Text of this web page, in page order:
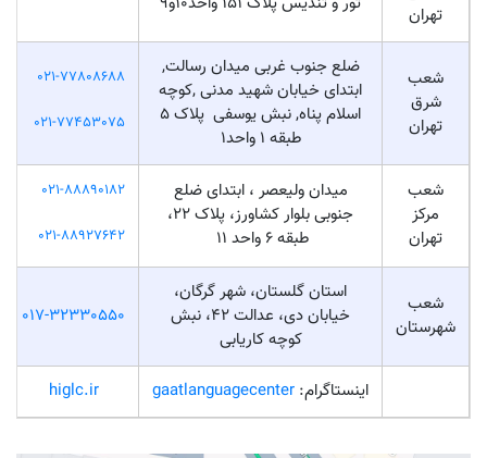
تهران
شعب
شرق
تهران
ضلع جنوب غربی میدان رسالت,
ابتدای خیابان شهید مدنی ,کوچه
اسلام پناه, نبش یوسفی پلاک 5
طبقه 1 واحد1
021-77808688
021-77453075
شعب
مرکز
تهران
میدان ولیعصر ، ابتدای ضلع
جنوبی بلوار کشاورز، پلاک ۲۲،
طبقه ۶ واحد ۱۱
021-88890182
021-88927642
شعب
شهرستان
استان گلستان، شهر گرگان،
خیابان دی، عدالت 42، نبش
کوچه کاریابی
017-32330550
اینستاگرام: gaatlanguagecenter
higlc.ir